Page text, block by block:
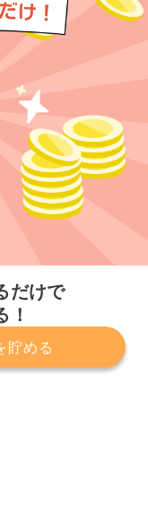
だけで
！
貯める
運営会社